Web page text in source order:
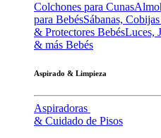
Colchones para Cunas
para BebésSábanas, Cobijas
& Protectores BebésLuces,
& más Bebés
Aspirado & Limpieza
Aspiradoras
& Cuidado de Pisos